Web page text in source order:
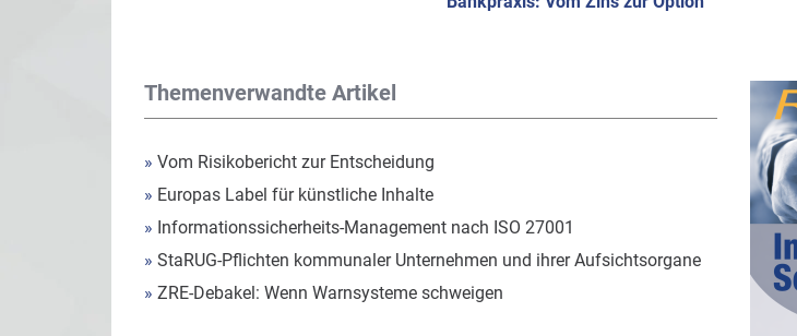
Themenverwandte Artikel
» Vom Risikobericht zur Entscheidung
» Europas Label für künstliche Inhalte
» Informationssicherheits-Management nach ISO 27001
» StaRUG-Pflichten kommunaler Unternehmen und ihrer Aufsichtsorgane
» ZRE-Debakel: Wenn Warnsysteme schweigen